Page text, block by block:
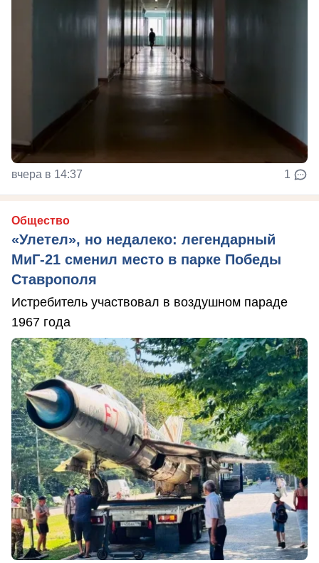
вчера в 14:37 1
Общество
«Улетел», но недалеко: легендарный
МиГ-21 сменил место в парке Победы
Ставрополя
Истребитель участвовал в воздушном параде
1967 года